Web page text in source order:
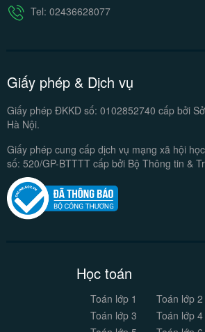
Tel: 02436628077
Giấy phép & Dịch vụ
Giấy phép ĐKKD số: 0102852740 cấp bởi
Hà Nội.
Giấy phép cung cấp dịch vụ mạng xã hội
số: 520/GP-BTTTT cấp bởi Bộ Thông tin &
Học toán
Toán lớp 1
Toán lớp 3
Toán lớp 2
Toán lớp 4